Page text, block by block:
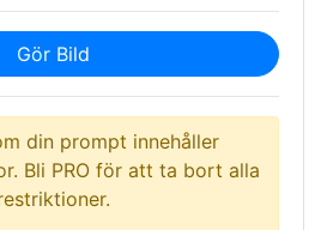
Gör Bild
din prompt innehåller
Bli PRO för att ta bort alla